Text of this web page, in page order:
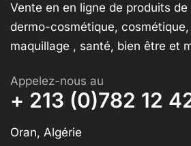
Vente en en ligne de produits
dermo-cosmétique,
maquillage , santé, bien être et
Appelez-nous au
+ 213 (0)782 12
Oran, Algérie